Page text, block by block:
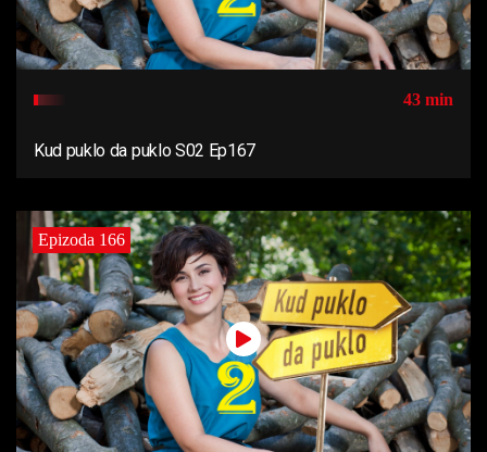
43 min
Kud puklo da puklo S02 Ep167
Epizoda 166